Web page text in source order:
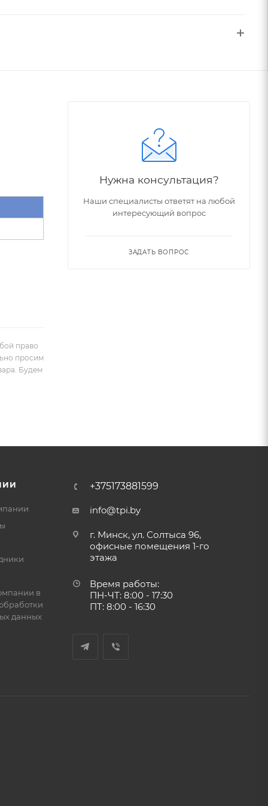
право
просим
Будем
Нужна консультация?
Наши специалисты ответят на любой
интересующий вопрос
ЗАДАТЬ ВОПРОС
в
данных
+375173881599
info@tpi.by
г. Минск, ул. Солтыса 96,
офисные помещения 1-го
этажа
Время работы:
ПН-ЧТ: 8:00 - 17:30
ПТ: 8:00 - 16:30